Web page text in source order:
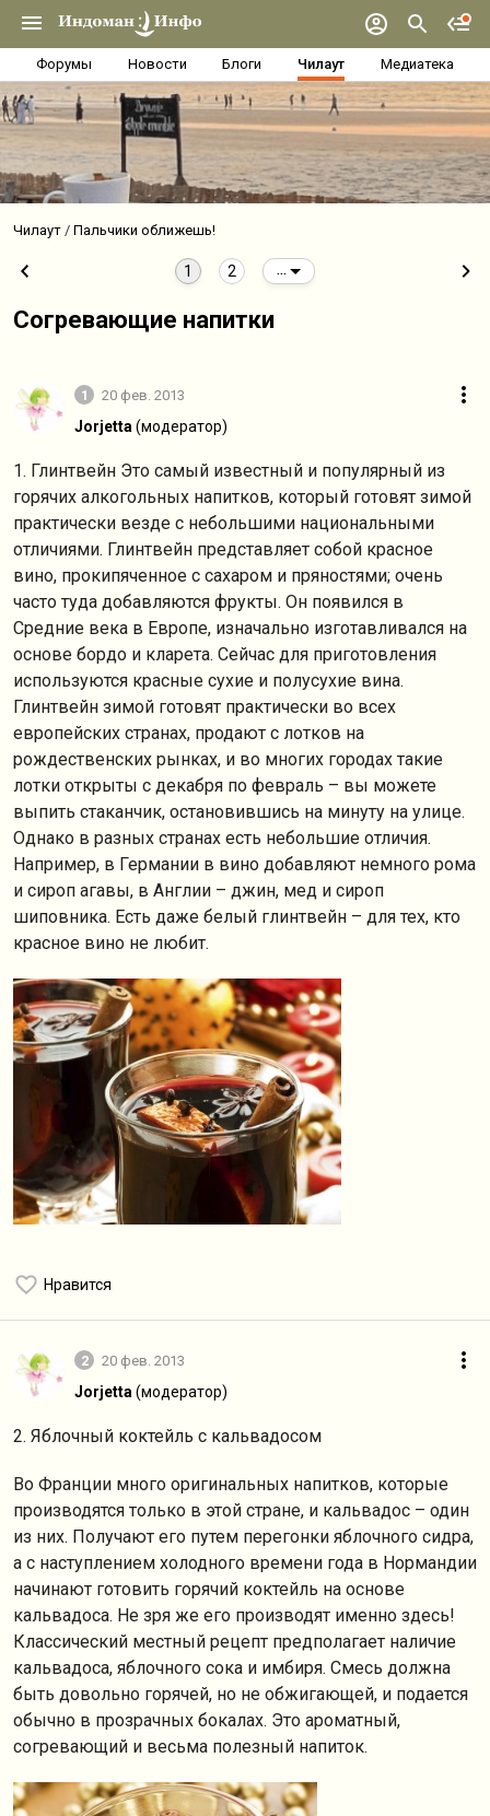
Форумы Новости Блоги Чилаут Медиатека
Чилаут Пальчики оближешь!
1 2
Согревающие напитки
1 20 фев. 2013
Jorjetta (модератор)
1. Глинтвейн Это самый известный и популярный из
горячих алкогольных напитков, который готовят зимой
практически везде с небольшими национальными
отличиями. Глинтвейн представляет собой красное
вино, прокипяченное с сахаром и пряностями; очень
часто туда добавляются фрукты. Он появился в
Средние века в Европе, изначально изготавливался на
основе бордо и кларета. Сейчас для приготовления
используются красные сухие и полусухие вина.
Глинтвейн зимой готовят практически во всех
европейских странах, продают с лотков на
рождественских рынках, и во многих городах такие
лотки открыты с декабря по февраль – вы можете
выпить стаканчик, остановившись на минуту на улице.
Однако в разных странах есть небольшие отличия.
Например, в Германии в вино добавляют немного рома
и сироп агавы, в Англии – джин, мед и сироп
шиповника. Есть даже белый глинтвейн – для тех, кто
красное вино не любит.
Нравится
2 20 фев. 2013
Jorjetta (модератор)
2. Яблочный коктейль с кальвадосом
Во Франции много оригинальных напитков, которые
производятся только в этой стране, и кальвадос – один
из них. Получают его путем перегонки яблочного сидра,
а с наступлением холодного времени года в Нормандии
начинают готовить горячий коктейль на основе
кальвадоса. Не зря же его производят именно здесь!
Классический местный рецепт предполагает наличие
кальвадоса, яблочного сока и имбиря. Смесь должна
быть довольно горячей, но не обжигающей, и подается
обычно в прозрачных бокалах. Это ароматный,
согревающий и весьма полезный напиток.